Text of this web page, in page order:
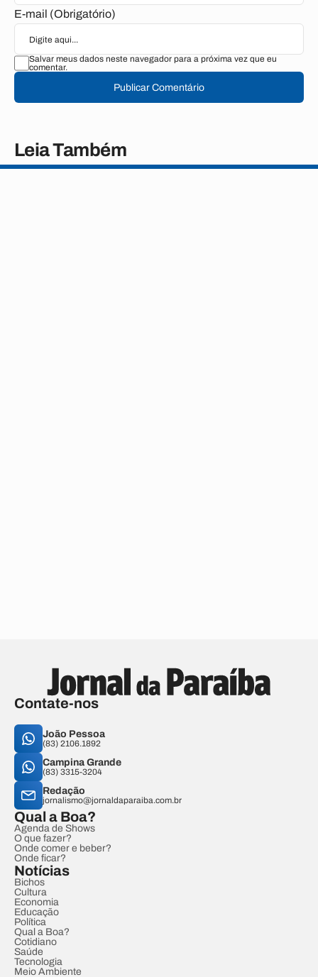
E-mail (Obrigatório)
Salvar meus dados neste navegador para a próxima vez que eu
comentar.
Publicar Comentário
Leia Também
Contate-nos
João Pessoa
(83) 2106.1892
Campina Grande
(83) 3315-3204
Redação
jornalismo@jornaldaparaiba.com.br
Qual a Boa?
Agenda de Shows
O que fazer?
Onde comer e beber?
Onde ficar?
Notícias
Bichos
Cultura
Economia
Educação
Política
Qual a Boa?
Cotidiano
Saúde
Tecnologia
Meio Ambiente